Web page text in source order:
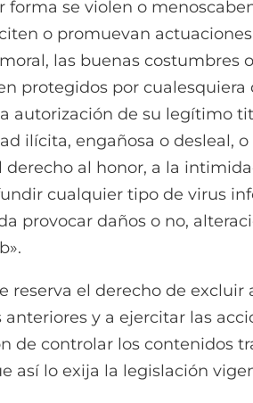
forma se violen o
o promuevan
las buenas costumbres
protegidos por
autorización de su legítimo
ilícita, engañosa o desleal,
derecho al honor, a la
cualquier tipo de virus
provocar daños o no,
reserva el derecho de
y a ejercitar las
de controlar los contenidos
así lo exija la legislación